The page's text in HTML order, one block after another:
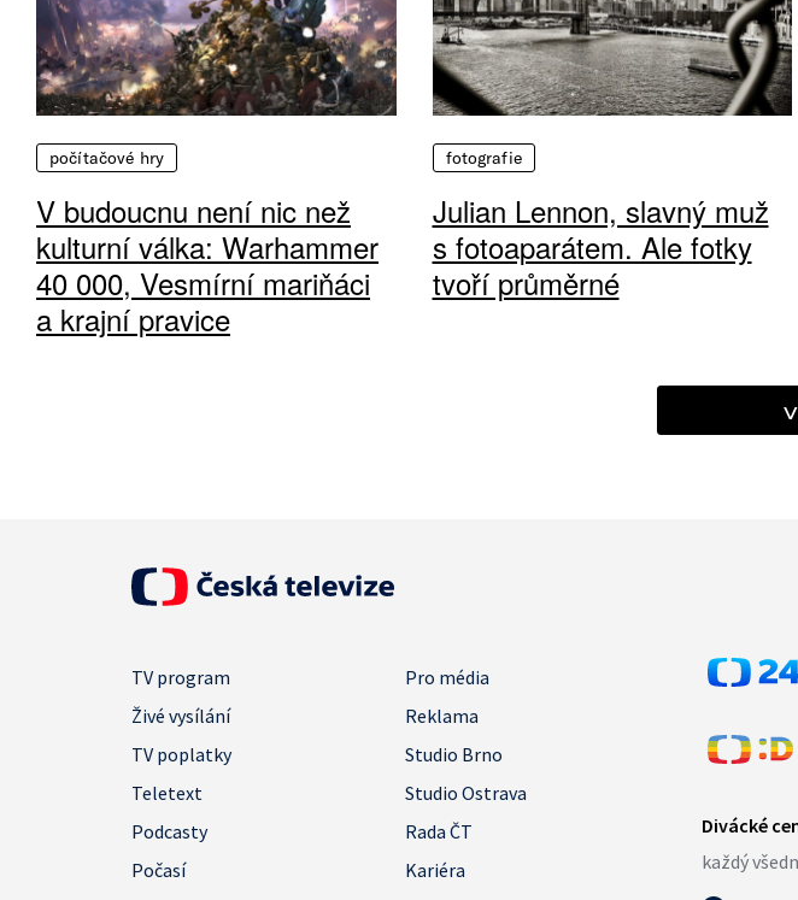
počítačové hry
V budoucnu není nic než
kulturní válka: Warhammer
40 000, Vesmírní mariňáci
a krajní pravice
fotografie
Julian Lennon, slavný muž
s fotoaparátem. Ale fotky
tvoří průměrné
TV program
Pro média
Živé vysílání
Reklama
TV poplatky
Studio Brno
Teletext
Studio Ostrava
Podcasty
Rada ČT
Počasí
Kariéra